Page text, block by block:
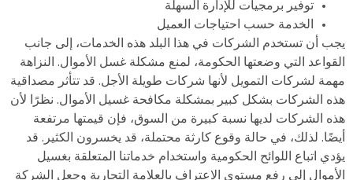
توفير برمجيات للإدارة السهلة
الخدمة حسب احتياجات العميل
يجب أن تستخدم الشركات في هذا البلد هذه الخدمات، إلى جانب
القواعد التي وضعتها الحكومة، لمنع مشكلة غسل الأموال. النزاهة
مهمة لشركات التمويل لأنها شركات طويلة الأجل. قد تتأثر مصداقية
هذه الشركات بشكل كبير بمشكلة مكافحة غسيل الأموال. نظرًا لأن
هذه الشركات لديها نسبة كبيرة من السوق، فإن قيمتها مرتفعة
أيضًا. لذلك، في حالة وقوع كارثة محتملة، قد يخسرون الكثير. قد
يؤدي اتباع اللوائح الحكومية واستخدام خدماتنا المتعلقة بغسيل
الأموال إلى رفع مستوى الاعتراف بالعلامة التجارية وجعل الشركة